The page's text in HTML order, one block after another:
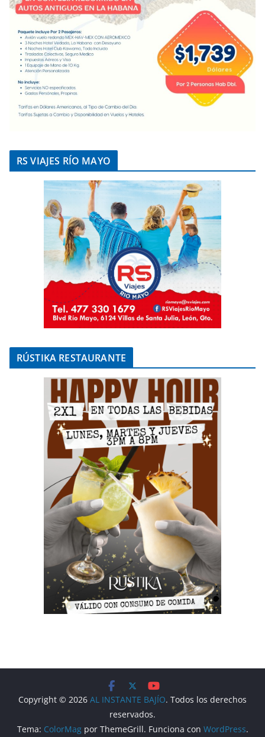
RS VIAJES RÍO MAYO
RÚSTIKA RESTAURANTE
Copyright © 2026 AL INSTANTE BAJÍO. Todos los derechos
reservados.
Tema: ColorMagpor ThemeGrill. Funciona con WordPress.